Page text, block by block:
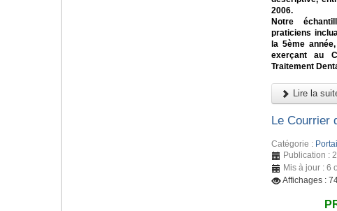
2006.
Notre
praticiens
la 5ème
exerçant au
Traitement
Lire la
Le Courrier
Catégorie : Portail
Publication :
Mis à jour : 6
Affichages :